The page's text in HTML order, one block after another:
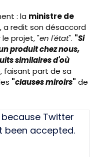
: la ministre de
, a redit son désaccord
projet, "en l'état". "Si
produit chez nous,
similaires d'où
faisant part de sa
"clauses miroirs" de
Twitter
been accepted.